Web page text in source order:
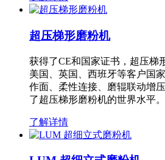
超压梯形磨粉机
获得了CE和国家证书，超压梯
美国、英国、西班牙等客户国
作面、柔性连接、磨辊联动增
了超压梯形磨粉机的世界水平
了解详情